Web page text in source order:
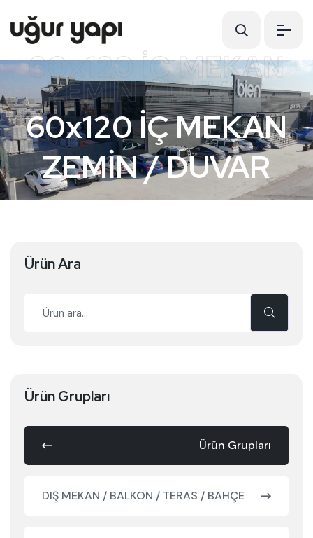
60x120 İÇ MEKAN
ZEMİN / DUVAR
60x120 İÇ MEKAN
ZEMİN / DUVAR
Ürün Ara
Ürün Grupları
Ürün Grupları
DIŞ MEKAN / BALKON / TERAS / BAHÇE